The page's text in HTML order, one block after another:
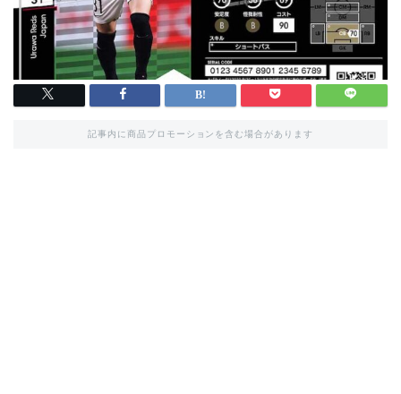
記事内に商品プロモーションを含む場合があります